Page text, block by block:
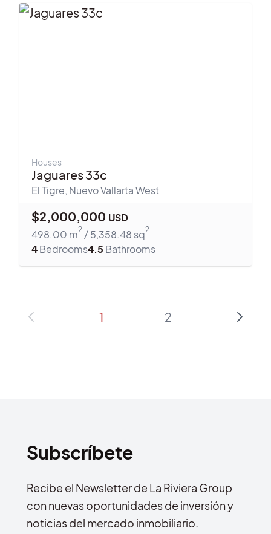
Houses
Jaguares 33c
El Tigre Nuevo Vallarta West
$2,000,000 USD
498.00
2 / 5,358.48 2
4 Bedrooms 4.5 Bathrooms
1 2
Subscríbete
Recibe el Newsletter de La Riviera Group
con nuevas oportunidades de inversión y
noticias del mercado inmobiliario.